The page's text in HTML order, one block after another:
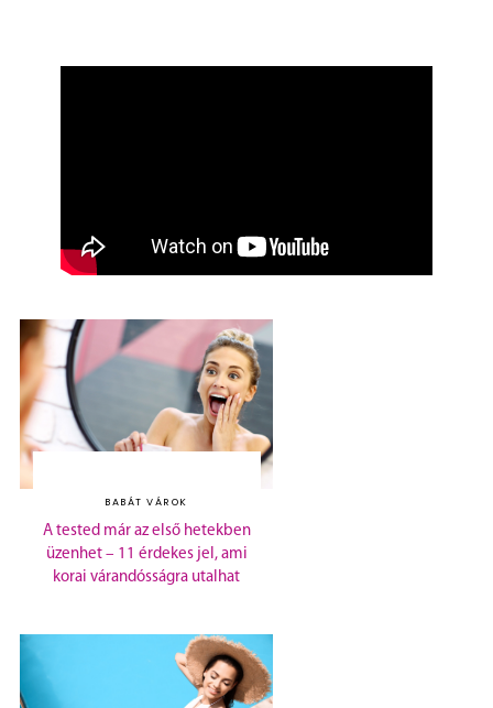
BABÁT VÁROK
A tested már az első hetekben
üzenhet – 11 érdekes jel, ami
korai várandósságra utalhat